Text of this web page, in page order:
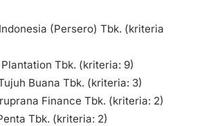
(Persero) Tbk. (kriteria
Plantation Tbk. (kriteria: 9)
Buana Tbk. (kriteria: 3)
Finance Tbk. (kriteria: 2)
Tbk. (kriteria: 2)